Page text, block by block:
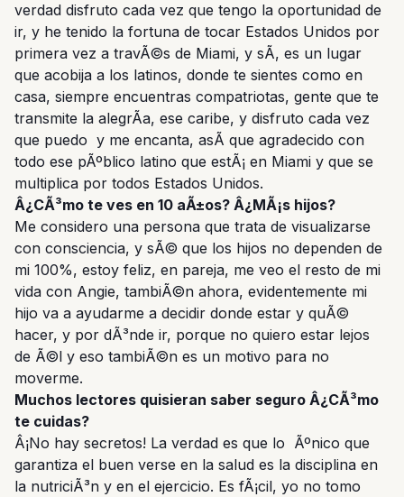
verdad disfruto cada vez que tengo la oportunidad de
ir, y he tenido la fortuna de tocar Estados Unidos por
primera vez a travÃ©s de Miami, y sÃ­, es un lugar
que acobija a los latinos, donde te sientes como en
casa, siempre encuentras compatriotas, gente que te
transmite la alegrÃ­a, ese caribe, y disfruto cada vez
que puedo y me encanta, asÃ­ que agradecido con
todo ese pÃºblico latino que estÃ¡ en Miami y que se
multiplica por todos Estados Unidos.
Â¿CÃ³mo te ves en 10 aÃ±os? Â¿MÃ¡s hijos?
Me considero una persona que trata de visualizarse
con consciencia, y sÃ© que los hijos no dependen de
mi 100%, estoy feliz, en pareja, me veo el resto de mi
vida con Angie, tambiÃ©n ahora, evidentemente mi
hijo va a ayudarme a decidir donde estar y quÃ©
hacer, y por dÃ³nde ir, porque no quiero estar lejos
de Ã©l y eso tambiÃ©n es un motivo para no
moverme.
Muchos lectores quisieran saber seguro Â¿CÃ³mo
te cuidas?
Â¡No hay secretos! La verdad es que lo Ãºnico que
garantiza el buen verse en la salud es la disciplina en
la nutriciÃ³n y en el ejercicio. Es fÃ¡cil, yo no tomo